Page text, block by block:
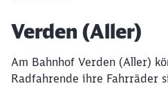
Artikel:
Verden (Aller)
Am Bahnhof Verden (Aller)
Radfahrende ihre Fahrräder